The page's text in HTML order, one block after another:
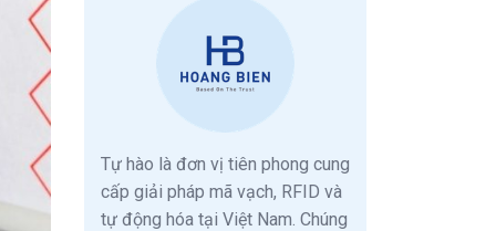
Tự hào là đơn vị tiên phong cung
cấp giải pháp mã vạch, RFID và
tự động hóa tại Việt Nam. Chúng